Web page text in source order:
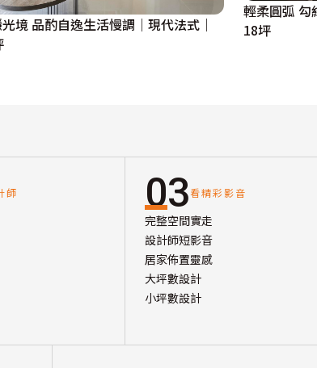
境 品酌自逸生活慢調｜現代法式｜
輕柔圓弧 勾
18坪
師 03看精彩影音
完整空間實走
設計師短影音
居家佈置靈感
大坪數設計
小坪數設計